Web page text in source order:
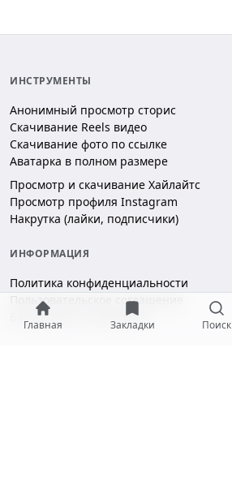
Главная Закладки Поиск
ИНСТРУМЕНТЫ
Анонимный просмотр сторис
Скачивание Reels видео
Скачивание фото по ссылке
Аватарка в полном размере
Просмотр и скачивание Хайлайтс
Просмотр профиля Instagram
Накрутка (лайки, подписчики)
ИНФОРМАЦИЯ
Политика конфиденциальности
Пользовательское соглашение
Безопасность платежей